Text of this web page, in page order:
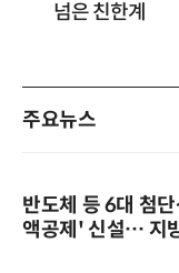
넘은 친한계
주요뉴스
반도체 등 6대 첨
액공제' 신설… 지